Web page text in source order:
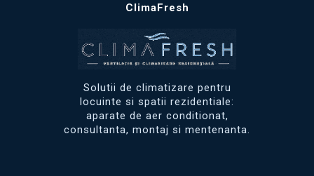
ClimaFresh
Solutii de climatizare pentru
locuinte si spatii rezidentiale:
aparate de aer conditionat,
consultanta, montaj si mentenanta.